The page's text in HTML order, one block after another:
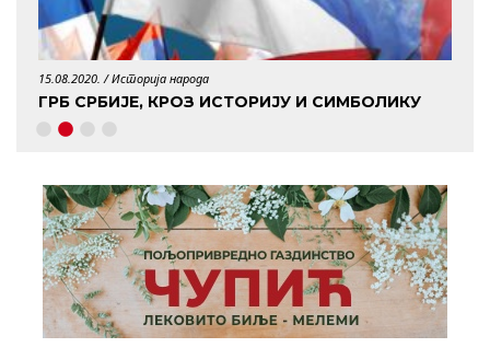
15.08.2020. /Историја народа
ГРБ СРБИЈЕ, КРОЗ ИСТОРИЈУ И СИМБОЛИКУ